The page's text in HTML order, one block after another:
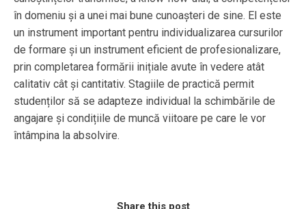
în domeniu și a unei mai bune cunoașteri de sine. El este
un instrument important pentru individualizarea cursurilor
de formare și un instrument eficient de profesionalizare,
prin completarea formării inițiale avute în vedere atât
calitativ cât și cantitativ. Stagiile de practică permit
studenților să se adapteze individual la schimbările de
angajare și condițiile de muncă viitoare pe care le vor
întâmpina la absolvire.
Share this post